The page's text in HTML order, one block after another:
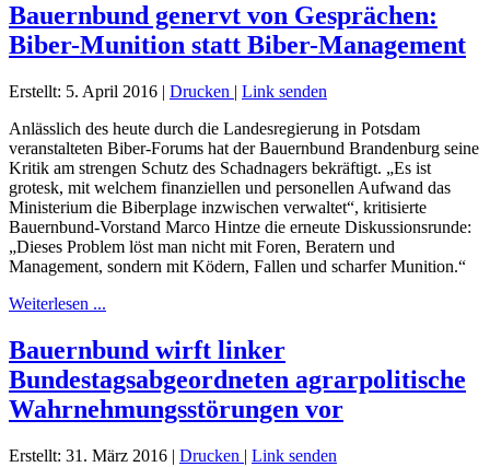
Bauernbund genervt von Gesprächen:
Biber-Munition statt Biber-Management
Erstellt: 5. April 2016 | Drucken | Link senden
Anlässlich des heute durch die Landesregierung in Potsdam
veranstalteten Biber-Forums hat der Bauernbund Brandenburg seine
Kritik am strengen Schutz des Schadnagers bekräftigt. „Es ist
grotesk, mit welchem finanziellen und personellen Aufwand das
Ministerium die Biberplage inzwischen verwaltet“, kritisierte
Bauernbund-Vorstand Marco Hintze die erneute Diskussionsrunde:
„Dieses Problem löst man nicht mit Foren, Beratern und
Management, sondern mit Ködern, Fallen und scharfer Munition.“
Weiterlesen ...
Bauernbund wirft linker
Bundestagsabgeordneten agrarpolitische
Wahrnehmungsstörungen vor
Erstellt: 31. März 2016 | Drucken | Link senden